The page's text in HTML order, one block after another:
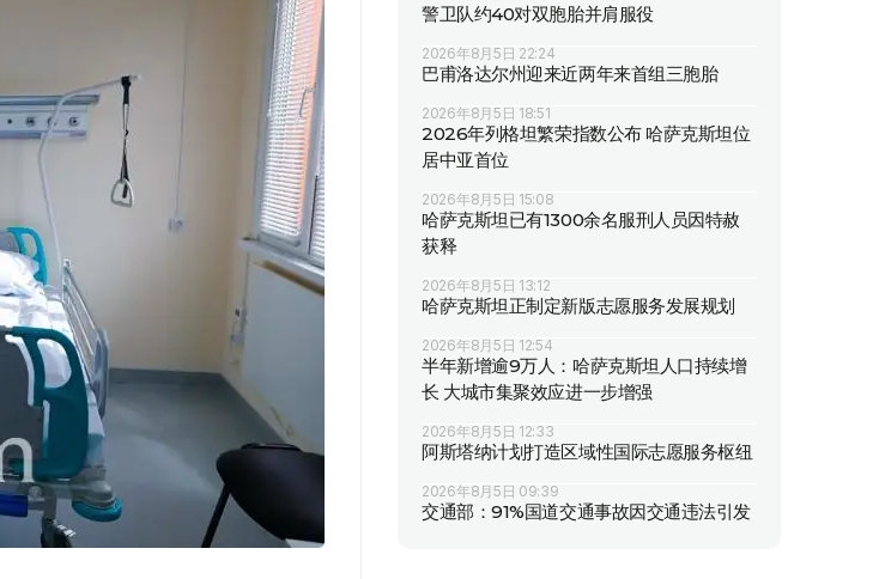
警卫队约40对双胞胎并肩服役
2026年8月5日 22:24
巴甫洛达尔州迎来近两年来首组三胞胎
2026年8月5日 18:51
2026年列格坦繁荣指数公布 哈萨克斯坦位
居中亚首位
2026年8月5日 15:08
哈萨克斯坦已有1300余名服刑人员因特赦
获释
2026年8月5日 13:12
哈萨克斯坦正制定新版志愿服务发展规划
2026年8月5日 12:54
半年新增逾9万人：哈萨克斯坦人口持续增
长 大城市集聚效应进一步增强
2026年8月5日 12:33
阿斯塔纳计划打造区域性国际志愿服务枢纽
2026年8月5日 09:39
交通部：91%国道交通事故因交通违法引发